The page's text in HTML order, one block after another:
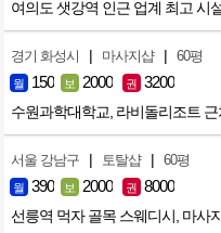
여의도 샛강역 인근 업계 최고 시
경기 화성시 | 마사지샵 | 60평
월 150 보 2000 권 3200
수원과학대학교, 라비돌리조트
서울 강남구 | 토탈샵 | 60평
월 390 보 2000 권 8000
선릉역 먹자 골목 스웨디시, 마사